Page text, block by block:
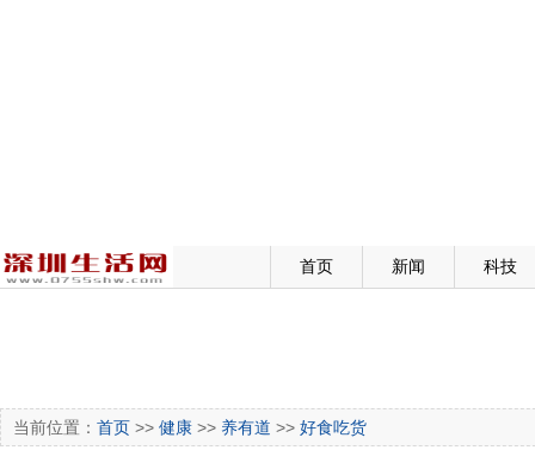
首页 新闻 科技
当前位置： 首页 >> 健康 >> 养有道 >> 好食吃货